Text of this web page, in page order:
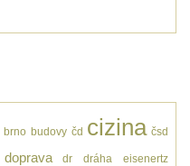
brno budovy čd cizina čsd
doprava dr dráha eisenertz